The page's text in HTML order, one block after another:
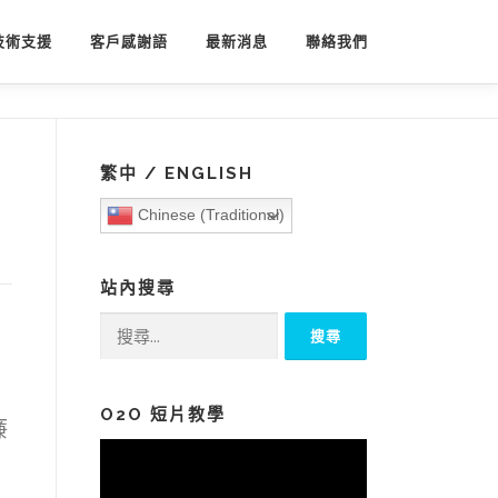
術支援 客戶感謝語 最新消息 聯絡我們
繁中 / ENGLISH
Chinese (Traditional)
站內搜尋
字:
O2O 短片教學